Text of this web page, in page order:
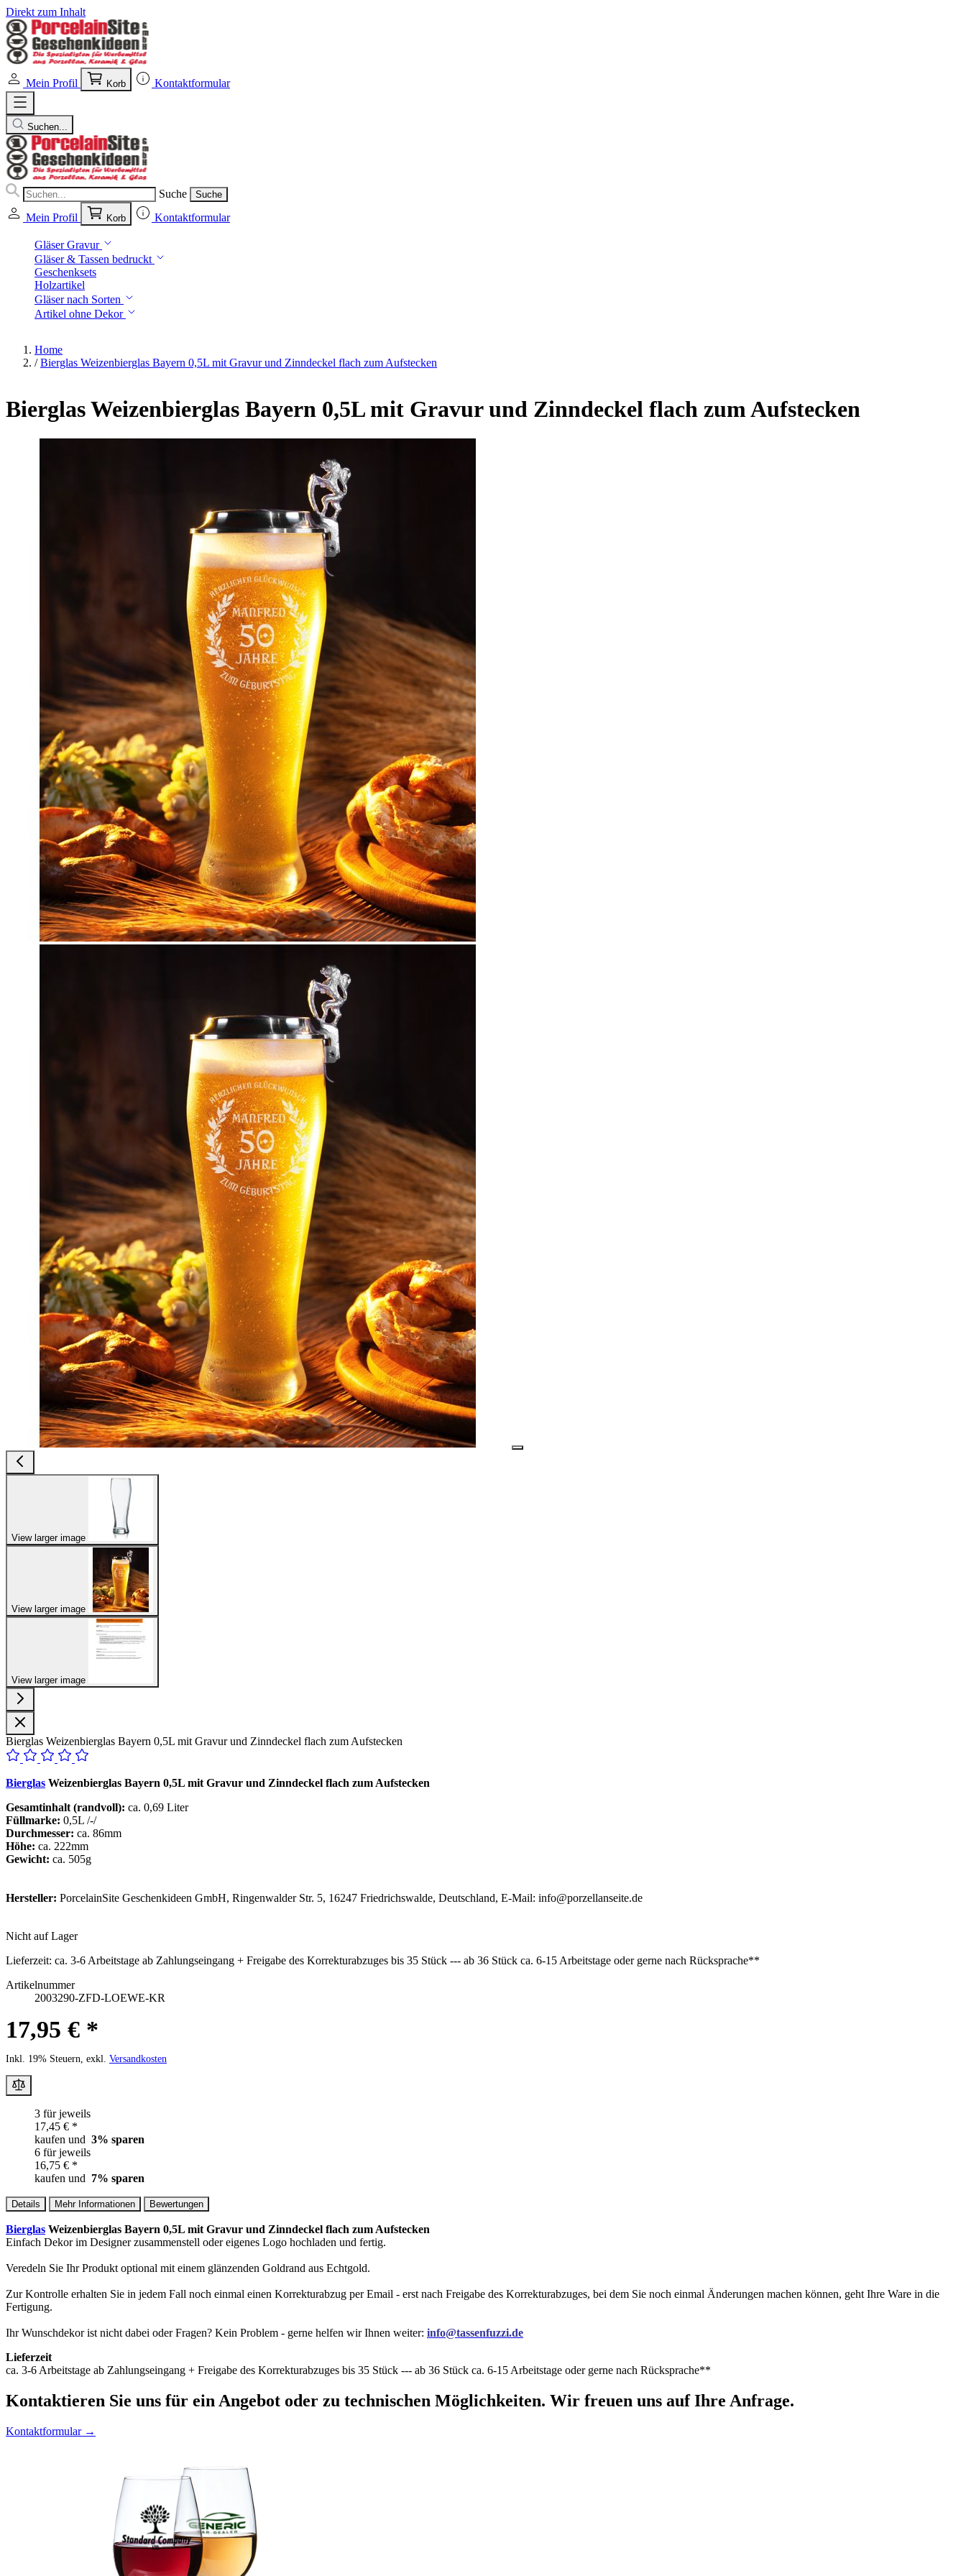
Direkt zum Inhalt
Mein Profil Korb Kontaktformular
Suchen...
Suche Suche
Mein Profil Korb Kontaktformular
Gläser Gravur
Gläser & Tassen bedruckt
Geschenksets
Holzartikel
Gläser nach Sorten
Artikel ohne Dekor
Home
/ Bierglas Weizenbierglas Bayern 0,5L mit Gravur und Zinndeckel flach zum Aufstecken
Bierglas Weizenbierglas Bayern 0,5L mit Gravur und Zinndeckel flach zum Aufstecken
View larger image
View larger image
View larger image
Bierglas Weizenbierglas Bayern 0,5L mit Gravur und Zinndeckel flach zum Aufstecken
Bierglas Weizenbierglas Bayern 0,5L mit Gravur und Zinndeckel flach zum Aufstecken
Gesamtinhalt (randvoll): ca. 0,69 Liter
Füllmarke: 0,5L /-/
Durchmesser: ca. 86mm
Höhe: ca. 222mm
Gewicht: ca. 505g
Hersteller: PorcelainSite Geschenkideen GmbH, Ringenwalder Str. 5, 16247 Friedrichswalde, Deutschland, E-Mail: info@porzellanseite.de
Nicht auf Lager
Lieferzeit: ca. 3-6 Arbeitstage ab Zahlungseingang + Freigabe des Korrekturabzuges bis 35 Stück --- ab 36 Stück ca. 6-15 Arbeitstage oder gerne nach Rücksprache**
Artikelnummer
2003290-ZFD-LOEWE-KR
17,95 € *
Inkl. 19% Steuern, exkl. Versandkosten
3 für jeweils
17,45 € *
kaufen und 3% sparen
6 für jeweils
16,75 € *
kaufen und 7% sparen
Details Mehr Informationen Bewertungen
Bierglas Weizenbierglas Bayern 0,5L mit Gravur und Zinndeckel flach zum Aufstecken
Einfach Dekor im Designer zusammenstell oder eigenes Logo hochladen und fertig.
Veredeln Sie Ihr Produkt optional mit einem glänzenden Goldrand aus Echtgold.
Zur Kontrolle erhalten Sie in jedem Fall noch einmal einen Korrekturabzug per Email - erst nach Freigabe des Korrekturabzuges, bei dem Sie noch einmal Änderungen machen können, geht Ihre Ware in die
Fertigung.
Ihr Wunschdekor ist nicht dabei oder Fragen? Kein Problem - gerne helfen wir Ihnen weiter: info@tassenfuzzi.de
Lieferzeit
ca. 3-6 Arbeitstage ab Zahlungseingang + Freigabe des Korrekturabzuges bis 35 Stück --- ab 36 Stück ca. 6-15 Arbeitstage oder gerne nach Rücksprache**
Kontaktieren Sie uns für ein Angebot oder zu technischen Möglichkeiten. Wir freuen uns auf Ihre Anfrage.
Kontaktformular →